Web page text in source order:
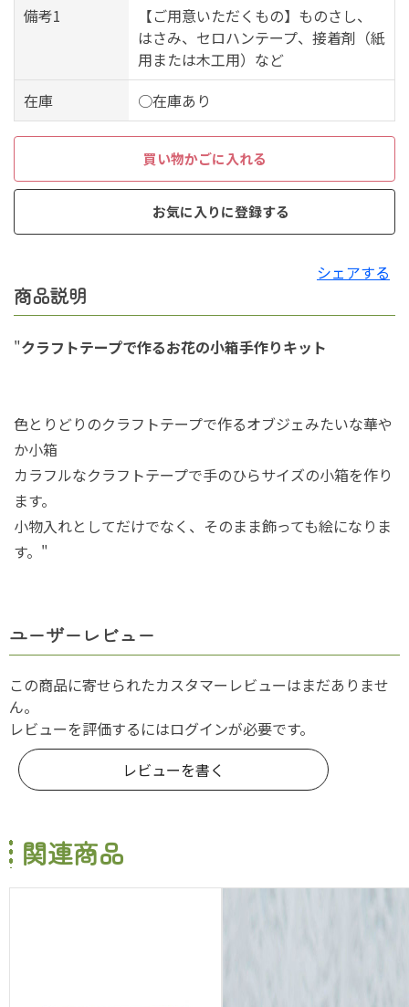
備考1
【ご用意いただくもの】ものさし、
はさみ、セロハンテープ、接着剤（紙
用または木工用）など
在庫
○在庫あり
買い物かごに入れる
お気に入りに登録する
シェアする
商品説明
"クラフトテープで作るお花の小箱手作りキット
色とりどりのクラフトテープで作るオブジェみたいな華や
か小箱
カラフルなクラフトテープで手のひらサイズの小箱を作り
ます。
小物入れとしてだけでなく、そのまま飾っても絵になりま
す。"
ユーザーレビュー
この商品に寄せられたカスタマーレビューはまだありませ
ん。
レビューを評価するにはログインが必要です。
レビューを書く
関連商品